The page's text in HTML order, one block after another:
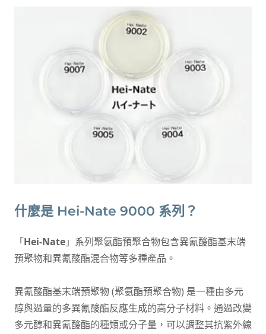
什麼是 Hei-Nate 9000 系列？
「Hei-Nate」系列聚氨酯預聚合物包含異氰酸酯基末端
預聚物和異氰酸酯混合物等多種產品。
異氰酸酯基末端預聚物 (聚氨酯預聚合物) 是一種由多元
醇與過量的多異氰酸酯反應生成的高分子材料。通過改變
多元醇和異氰酸酯的種類或分子量，可以調整其抗紫外線